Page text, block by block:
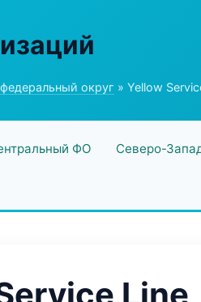
округ » Yellow
ФО Северо-